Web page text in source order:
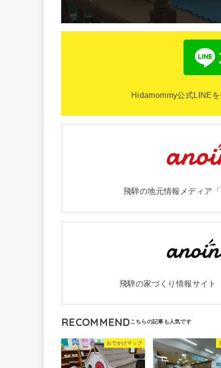
Hidamommy公式LINE
飛騨の地元情報メディア
飛騨の家づくり情報サイト
RECOMMEND
おでかけマップ